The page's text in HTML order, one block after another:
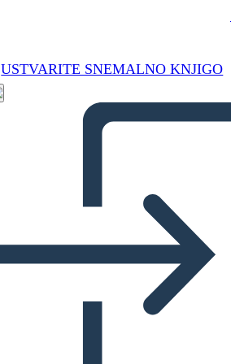
USTVARITE SNEMALNO KNJIGO